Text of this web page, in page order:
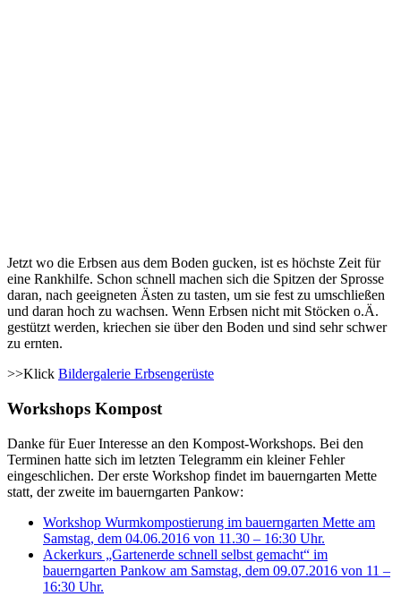
Jetzt wo die Erbsen aus dem Boden gucken, ist es höchste Zeit für
eine Rankhilfe. Schon schnell machen sich die Spitzen der Sprosse
daran, nach geeigneten Ästen zu tasten, um sie fest zu umschließen
und daran hoch zu wachsen. Wenn Erbsen nicht mit Stöcken o.Ä.
gestützt werden, kriechen sie über den Boden und sind sehr schwer
zu ernten.
>>Klick Bildergalerie Erbsengerüste
Workshops Kompost
Danke für Euer Interesse an den Kompost-Workshops. Bei den
Terminen hatte sich im letzten Telegramm ein kleiner Fehler
eingeschlichen. Der erste Workshop findet im bauerngarten Mette
statt, der zweite im bauerngarten Pankow:
Workshop Wurmkompostierung im bauerngarten Mette am
Samstag, dem 04.06.2016 von 11.30 – 16:30 Uhr.
Ackerkurs „Gartenerde schnell selbst gemacht“ im
bauerngarten Pankow am Samstag, dem 09.07.2016 von 11 –
16:30 Uhr.